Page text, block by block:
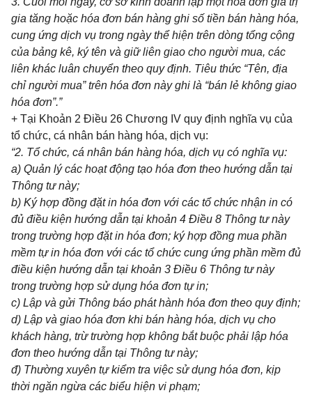
gia tăng hoặc hóa đơn bán hàng ghi số tiền bán hàng hóa,
cung ứng dịch vụ trong ngày thể hiện trên dòng tổng cộng
của bảng kê, kýtên và giữliên giao cho người mua, các
liên khác luân chuyển theo quy định. Tiêu thức “Tên, địa
chỉ người mua” trên hóa đơn này ghi là “bán lẻ không giao
hóa đơn”.”
+ Tại Khoản 2 Điều 26 Chương IV quy định nghĩa vụ của
tổ chức, cá nhân bán hàng hóa, dịch vụ:
“2. Tổ chức, cá nhân bán hàng hóa, dịch vụ có nghĩa vụ:
a) Quản lýcác hoạt động tạo hóa đơn theo hướng dẫn tại
Thông tư này;
b) Ký hợp đồng đặt in hóa đơn với các tổ chức nhận in có
đủ điều kiện hướng dẫn tại khoản 4 Điều 8 Thông tư này
trong trường hợp đặt in hóa đơn; kýhợp đồng mua phần
mềm tự in hóa đơn với các tổ chức cung ứng phần mềm đủ
điều kiện hướng dẫn tại khoản 3 Điều 6 Thông tư này
trong trường hợp sử dụng hóa đơn tự in;
c) Lập và gửi Thông báo phát hành hóa đơn theo quy định;
d) Lập và giao hóa đơn khi bán hàng hóa, dịch vụ cho
khách hàng, trừ trường hợp không bắt buộc phải lập hóa
đơn theo hướng dẫn tại Thông tư này;
đ) Thường xuyên tự kiểm tra việc sử dụng hóa đơn, kịp
thời ngăn ngừa các biểu hiện vi phạm;